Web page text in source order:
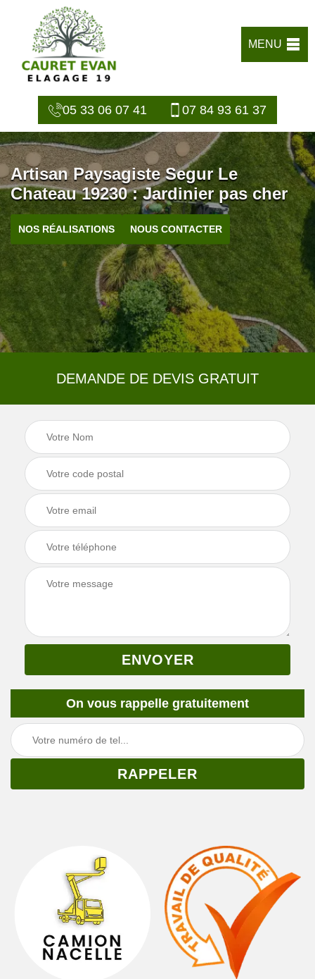
MENU
05 33 06 07 41 07 84 93 61 37
Artisan Paysagiste Segur Le
Chateau 19230 : Jardinier pas cher
NOS RÉALISATIONS NOUS CONTACTER
DEMANDE DE DEVIS GRATUIT
On vous rappelle gratuitement